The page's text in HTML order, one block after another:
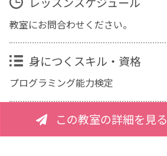
教室にお問合わせください。
身につくスキル・資格
プログラミング能力検定
この教室の詳細を見る